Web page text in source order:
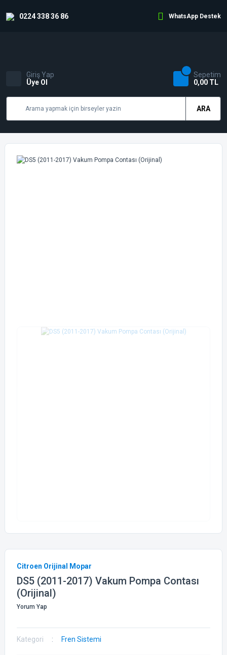
0224 338 36 86 WhatsApp Destek
ARA
Giriş Yap
Üye Ol
Sepetim
0,00 TL
Citroen Orijinal Mopar
DS5 (2011-2017) Vakum Pompa Contası
(Orijinal)
Yorum Yap
Kategori Fren Sistemi